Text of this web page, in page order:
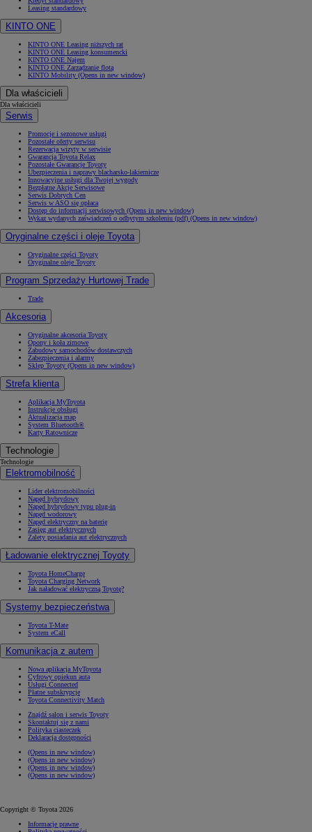
Leasing standardowy
KINTO ONE
KINTO ONE Leasing niższych rat
KINTO ONE Leasing konsumencki
KINTO ONE Najem
KINTO ONE Zarządzanie flotą
KINTO Mobility (Opens in new window)
Dla właścicieli
Dla właścicieli
Serwis
Promocje i sezonowe usługi
Pozostałe oferty serwisu
Rezerwacja wizyty w serwisie
Gwarancja Toyota Relax
Pozostałe Gwarancje Toyoty
Ubezpieczenia i naprawy blacharsko-lakiernicze
Innowacyjne usługi dla Twojej wygody
Bezpłatne Akcje Serwisowe
Serwis Dobrych Cen
Serwis w ASO się opłaca
Dostęp do informacji serwisowych (Opens in new window)
Wykaz wydanych zaświadczeń o odbytym szkoleniu (pdf) (Opens in new window)
Oryginalne części i oleje Toyota
Oryginalne części Toyoty
Oryginalne oleje Toyoty
Program Sprzedaży Hurtowej Trade
Trade
Akcesoria
Oryginalne akcesoria Toyoty
Opony i koła zimowe
Zabudowy samochodów dostawczych
Zabezpieczenia i alarmy
Sklep Toyoty (Opens in new window)
Strefa klienta
Aplikacja MyToyota
Instrukcje obsługi
Aktualizacja map
System Bluetooth®
Karty Ratownicze
Technologie
Technologie
Elektromobilność
Lider elektromobilności
Napęd hybrydowy
Napęd hybrydowy typu plug-in
Napęd wodorowy
Napęd elektryczny na baterię
Zasięg aut elektrycznych
Zalety posiadania aut elektrycznych
Ładowanie elektrycznej Toyoty
Toyota HomeCharge
Toyota Charging Network
Jak naładować elektryczną Toyotę?
Systemy bezpieczeństwa
Toyota T-Mate
System eCall
Komunikacja z autem
Nowa aplikacja MyToyota
Cyfrowy opiekun auta
Usługi Connected
Płatne subskrypcje
Toyota Connectivity Match
Znajdź salon i serwis Toyoty
Skontaktuj się z nami
Polityka ciasteczek
Deklaracja dostępności
(Opens in new window)
(Opens in new window)
(Opens in new window)
(Opens in new window)
Copyright © Toyota 2026
Informacje prawne